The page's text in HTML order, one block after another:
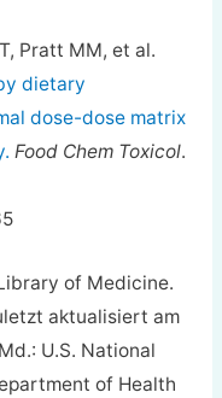
Pratt MM, et al.
dietary
dose-dose matrix
Food Chem Toxicol.
of Medicine.
aktualisiert am
U.S. National
of Health